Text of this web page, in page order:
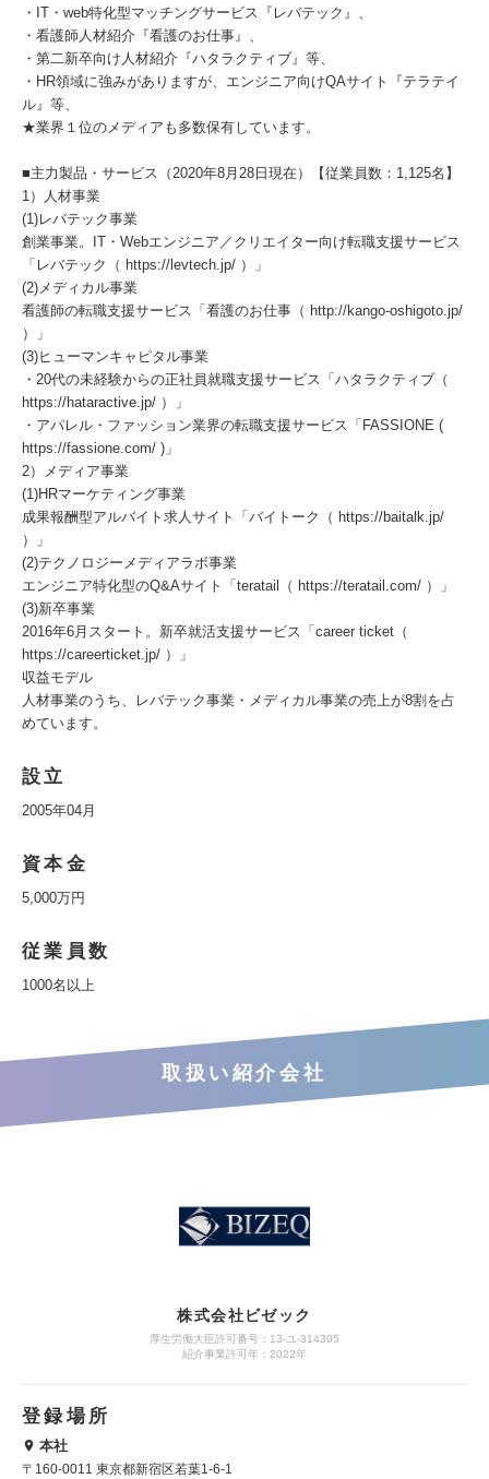
・IT・web特化型マッチングサービス『レバテック』、
・看護師人材紹介『看護のお仕事』、
・第二新卒向け人材紹介『ハタラクティブ』等、
・HR領域に強みがありますが、エンジニア向けQAサイト『テラテイ
ル』等、
★業界１位のメディアも多数保有しています。
■主力製品・サービス（2020年8月28日現在）【従業員数：1,125名】
1）人材事業
(1)レバテック事業
創業事業。IT・Webエンジニア／クリエイター向け転職支援サービス
「レバテック（ https://levtech.jp/ ）」
(2)メディカル事業
看護師の転職支援サービス「看護のお仕事（ http://kango-oshigoto.jp/
）」
(3)ヒューマンキャピタル事業
・20代の未経験からの正社員就職支援サービス「ハタラクティブ（
https://hataractive.jp/ ）」
・アパレル・ファッション業界の転職支援サービス「FASSIONE (
https://fassione.com/ )」
2）メディア事業
(1)HRマーケティング事業
成果報酬型アルバイト求人サイト「バイトーク（ https://baitalk.jp/
）」
(2)テクノロジーメディアラボ事業
エンジニア特化型のQ&Aサイト「teratail（ https://teratail.com/ ）」
(3)新卒事業
2016年6月スタート。新卒就活支援サービス「career ticket（
https://careerticket.jp/ ）」
収益モデル
人材事業のうち、レバテック事業・メディカル事業の売上が8割を占
めています。
設立
2005年04月
資本金
5,000万円
従業員数
1000名以上
取扱い紹介会社
株式会社ビゼック
厚生労働大臣許可番号：13-ユ-314305
紹介事業許可年：2022年
登録場所
本社
〒160-0011 東京都新宿区若葉1-6-1